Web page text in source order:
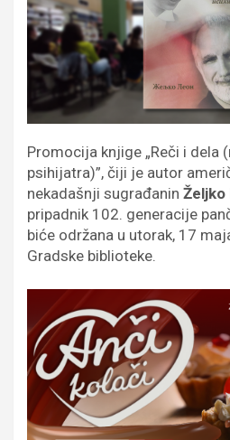
Promocija knjige „Reči i dela
psihijatra)”, čiji je autor
nekadašnji sugrađanin Željko
pripadnik 102. generacije
biće održana u utorak, 17
Gradske biblioteke.